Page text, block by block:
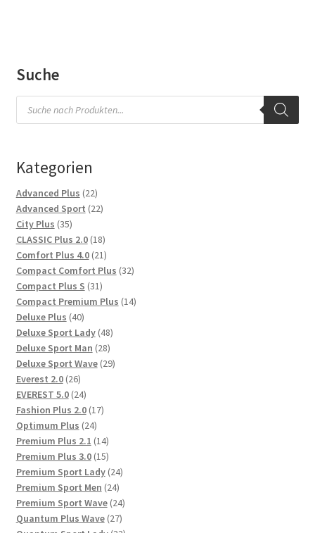
Suche
Products
search
Kategorien
Advanced Plus 2222
Produkte
Advanced Sport 2222
City Plus 3535
Produkte
CLASSIC Plus 2.0 1818
Produkte
Comfort Plus 4.0 2121
Produkte
Compact Comfort Plus 3232
Compact Plus S 3131
Produkte
Compact Premium Plus 1414
Deluxe Plus 4040
Produkte
Deluxe Sport Lady 4848
Produkte
Deluxe Sport Man 2828
Produkte
Deluxe Sport Wave 2929
Everest 2.0 2626
Produkte
EVEREST 5.0 2424
Produkte
Fashion Plus 2.0 1717
Optimum Plus 2424
Produkte
Premium Plus 2.1 1414
Produkte
Premium Plus 3.0 1515
Produkte
Premium Sport Lady 2424
Premium Sport Men 2424
Produkte
Premium Sport Wave 2424
Produkte
Quantum Plus Wave 2727